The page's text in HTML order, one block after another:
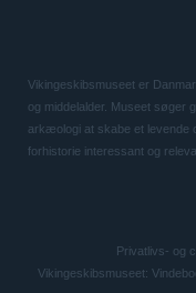
Vikingeskibsmuseet er
og middelalder. Museet søger
arkæologi at skabe et levende
forhistorie interessant og
Privatlivs- og
Vikingeskibsmuseet: